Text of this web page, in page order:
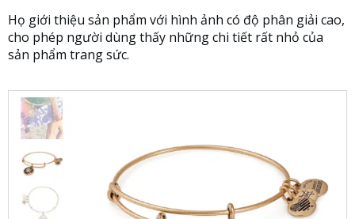
Họ giới thiệu sản phẩm với hình ảnh có độ phân giải cao,
cho phép người dùng thấy những chi tiết rất nhỏ của
sản phẩm trang sức.